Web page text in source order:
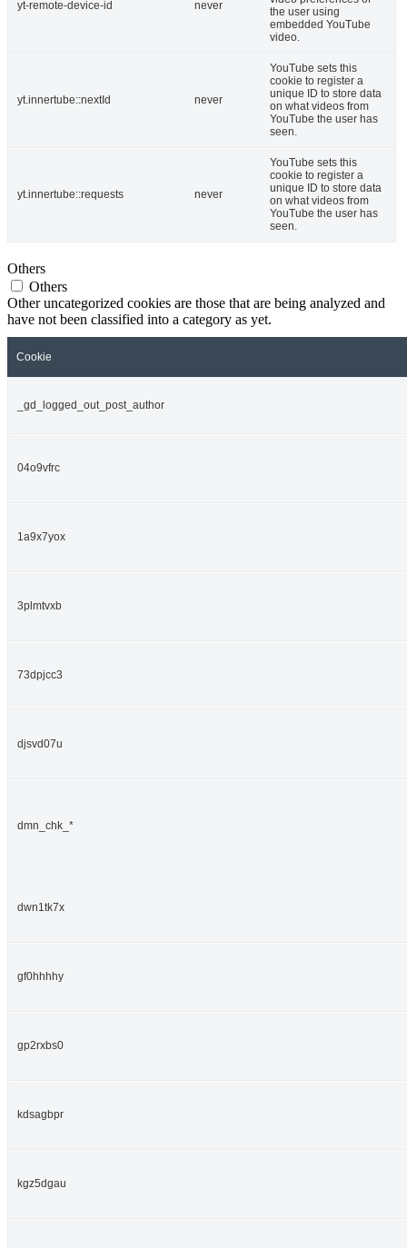
yt-remote-device-id never
the user using
embedded YouTube
video.
yt.innertube::nextId never
YouTube sets this
cookie to register a
unique ID to store data
on what videos from
YouTube the user has
seen.
yt.innertube::requests never
YouTube sets this
cookie to register a
unique ID to store data
on what videos from
YouTube the user has
seen.
Others
Others
Other uncategorized cookies are those that are being analyzed and
have not been classified into a category as yet.
Cookie
_gd_logged_out_post_author
04o9vfrc
1a9x7yox
3plmtvxb
73dpjcc3
djsvd07u
dmn_chk_*
dwn1tk7x
gf0hhhhy
gp2rxbs0
kdsagbpr
kgz5dgau